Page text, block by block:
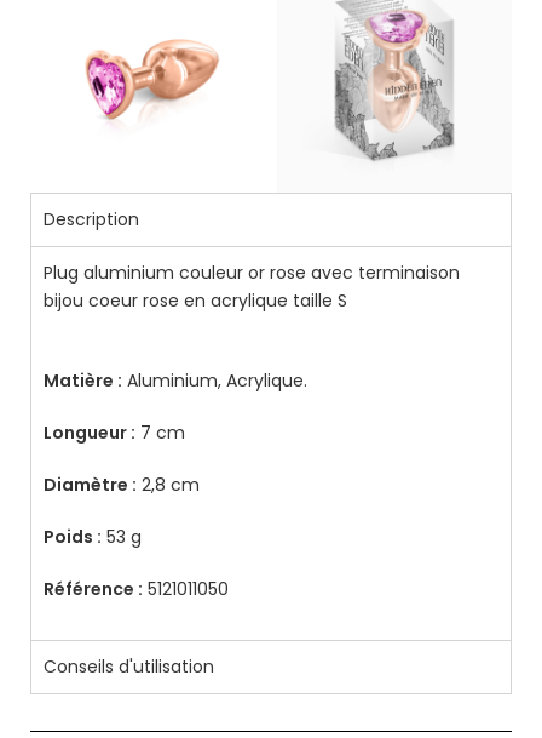
Description
Plug aluminium couleur or rose avec terminaison
bijou coeur rose en acrylique taille S
Matière : Aluminium, Acrylique.
Longueur : 7 cm
Diamètre : 2,8 cm
Poids : 53 g
Référence : 5121011050
Conseils d'utilisation